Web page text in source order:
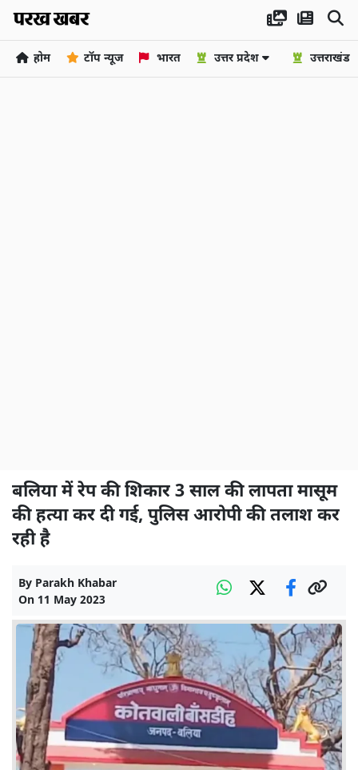
होम टॉप न्यूज भारत उत्तर प्रदेश उत्तराखंड
बलिया में रेप की शिकार 3 साल की लापता मासूम
की हत्या कर दी गई, पुलिस आरोपी की तलाश कर
रही है
By Parakh Khabar
On 11 May 2023